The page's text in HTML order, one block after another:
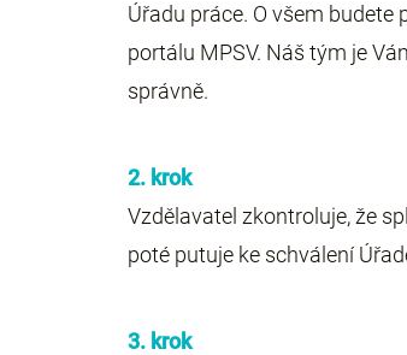
Úřadu práce. O všem
portálu MPSV. Náš tým je
správně.
2. krok
Vzdělavatel zkontroluje, že
poté putuje ke schválení
3. krok